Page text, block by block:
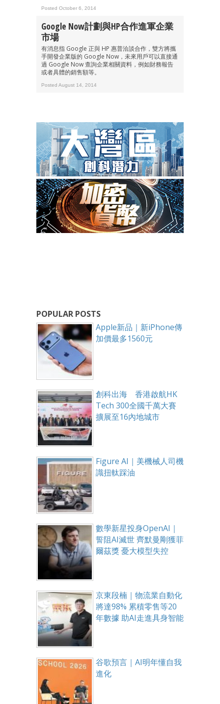
Posted October 6, 2014
Google Now計劃與HP合作進軍企業
市場
有消息指 Google 正與 HP 惠普洽談合作，雙方將攜
手開發企業版的 Google Now，未來用戶可以直接通
過 Google Now 查詢企業相關資料，例如財務報告
或者具體的銷售額等。
Posted August 14, 2014
POPULAR POSTS
Apple新品｜新iPhone傳
加價最多1560元
創科出海 香港啟航HK
Tech 300全國千萬大賽
擴展至16內地城市
Figure AI｜美機械人司機
識扭軚踩油
數學新星投身OpenAI｜
誓阻AI滅世 齊默曼剛獲菲
爾茲獎 憂大模型失控
京東段楠｜物流業自動化
將達98% 累積零售等20
年數據 助AI走進具身智能
谷歌預言｜AI明年懂自我
進化